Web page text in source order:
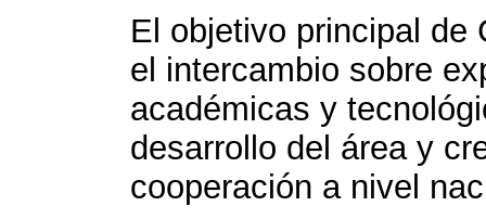
El objetivo principal de
el intercambio sobre
académicas y
desarrollo del área y
cooperación a nivel